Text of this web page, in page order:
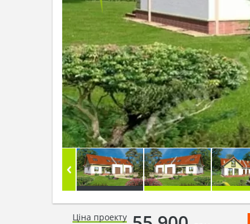
Ціна проекту